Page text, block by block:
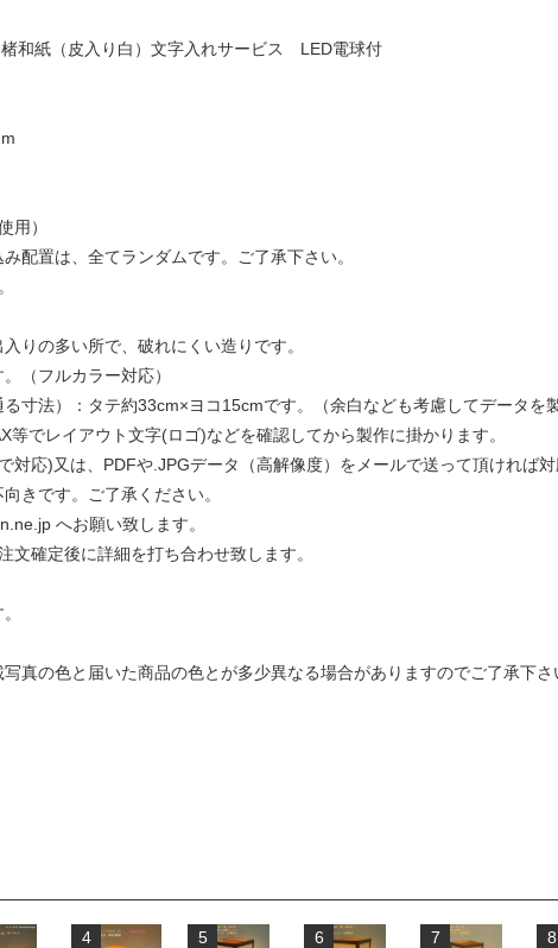
紙（皮入り白）文字入れサービス LED電球付
用）
配置は、全てランダムです。ご了承下さい。
りの多い所で、破れにくい造りです。
（フルカラー対応）
寸法）：タテ約33cm×ヨコ15cmです。（余白なども考慮してデータを
でレイアウト文字(ロゴ)などを確認してから製作に掛かります。
対応)又は、PDFや.JPGデータ（高解像度）をメールで送って頂ければ対
きです。ご了承ください。
へお願い致します。
文確定後に詳細を打ち合わせ致します。
真の色と届いた商品の色とが多少異なる場合がありますのでご了承下さ
4 5 6 7 8